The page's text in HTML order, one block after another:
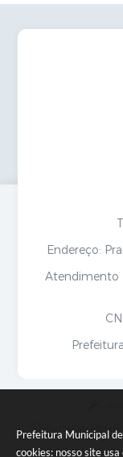
Prefeitura Municipal
cookies: nosso site
Endereço:
Atendimento
Portal